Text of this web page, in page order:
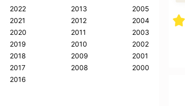
2022
2021
2020
2019
2018
2017
2016
2013
2012
2011
2010
2009
2008
2005
2004
2003
2002
2001
2000